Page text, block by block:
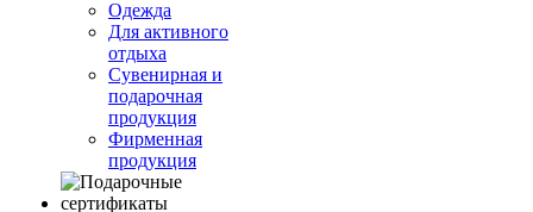
Одежда
Для активного
отдыха
Сувенирная и
подарочная
продукция
Фирменная
продукция